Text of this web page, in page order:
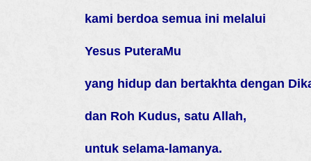
kami berdoa semua ini melalui
Yesus PuteraMu
yang hidup dan bertakhta dengan
dan Roh Kudus, satu Allah,
untuk selama-lamanya.